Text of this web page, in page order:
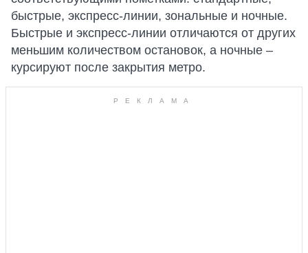
быстрые, экспресс-линии, зональные и ночные.
Быстрые и экспресс-линии отличаются от других
меньшим количеством остановок, а ночные –
курсируют после закрытия метро.